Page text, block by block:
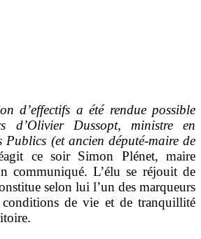
d’effectifs a été rendue possible
d’Olivier Dussopt, ministre en
Publics (et ancien député-maire de
ce soir Simon Plénet, maire
communiqué. L’élu se réjouit de
selon lui l’un des marqueurs
conditions de vie et de tranquillité